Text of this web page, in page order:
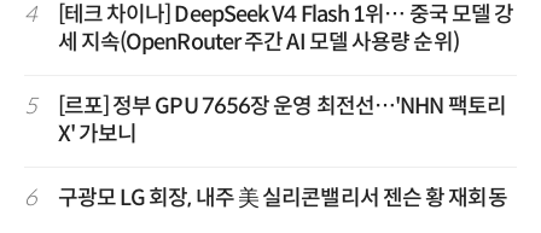
4
[테크 차이나] DeepSeek V4 Flash 1위… 중국 모델 강
세 지속(OpenRouter 주간 AI 모델 사용량 순위)
5
[르포] 정부 GPU 7656장 운영 최전선…'NHN 팩토리
X' 가보니
6 구광모 LG 회장, 내주 美 실리콘밸리서 젠슨 황 재회동